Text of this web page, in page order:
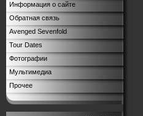
Информация о сайте
Обратная связь
Avenged Sevenfold
Tour Dates
Фотографии
Мультимедиа
Прочее